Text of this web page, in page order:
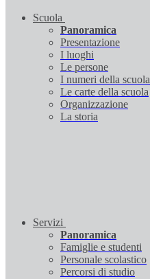
Scuola
Panoramica
Presentazione
I luoghi
Le persone
I numeri della scuola
Le carte della scuola
Organizzazione
La storia
Servizi
Panoramica
Famiglie e studenti
Personale scolastico
Percorsi di studio